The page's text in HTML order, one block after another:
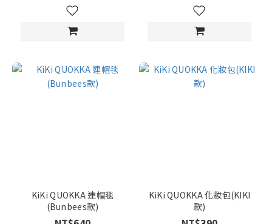
KiKi QUOKKA 連帽毯
(Bunbees款)
KiKi QUOKKA 化妝包(KIKI
款)